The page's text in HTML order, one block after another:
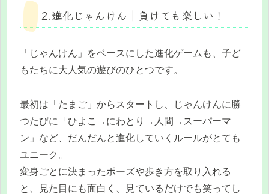
2.進化じゃんけん｜負けても楽しい！
「じゃんけん」をベースにした進化ゲームも、子ど
もたちに大人気の遊びのひとつです。
最初は「たまご」からスタートし、じゃんけんに勝
つたびに「ひよこ→にわとり→人間→スーパーマ
ン」など、だんだんと進化していくルールがとても
ユニーク。
変身ごとに決まったポーズや歩き方を取り入れる
と、見た目にも面白く、見ているだけでも笑ってし